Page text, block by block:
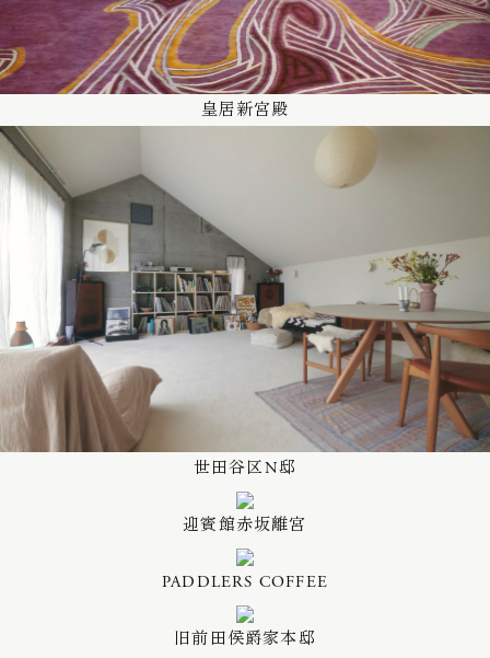
皇居新宮殿
世田谷区N邸
迎賓館赤坂離宮
PADDLERS COFFEE
旧前田侯爵家本邸